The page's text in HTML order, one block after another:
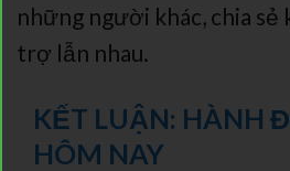
những người khác, chia sẻ
trợ lẫn nhau.
KẾT LUẬN: HÀNH
HÔM NAY